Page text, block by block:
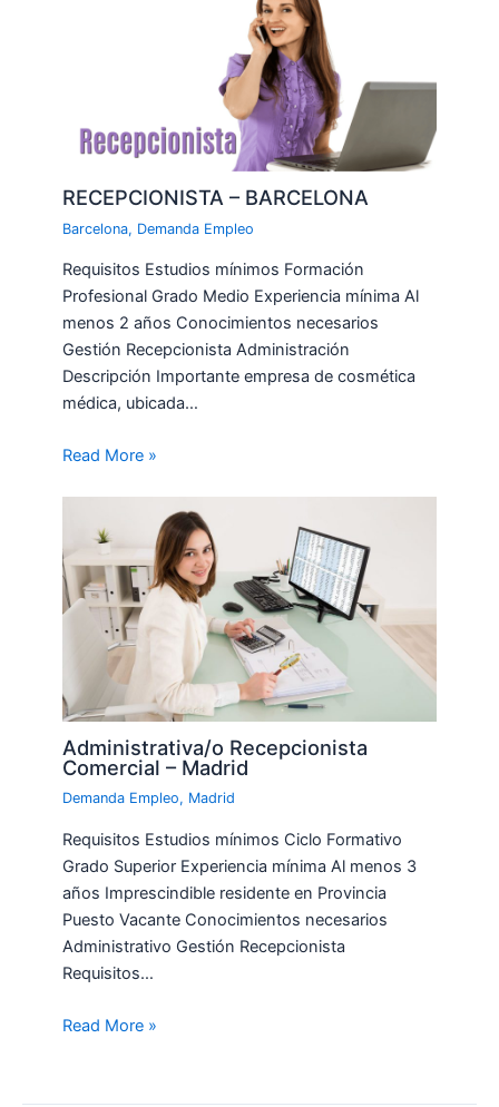
RECEPCIONISTA – BARCELONA
Barcelona, Demanda Empleo
Requisitos Estudios mínimos Formación
Profesional Grado Medio Experiencia mínima Al
menos 2 años Conocimientos necesarios
Gestión Recepcionista Administración
Descripción Importante empresa de cosmética
médica, ubicada…
Read More »
Administrativa/o Recepcionista
Comercial – Madrid
Demanda Empleo, Madrid
Requisitos Estudios mínimos Ciclo Formativo
Grado Superior Experiencia mínima Al menos 3
años Imprescindible residente en Provincia
Puesto Vacante Conocimientos necesarios
Administrativo Gestión Recepcionista
Requisitos…
Read More »